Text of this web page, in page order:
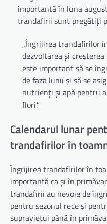
importantă în luna
trandafirii sunt pregătiți
„Îngrijirea trandafirilor
dezvoltarea și
este important să se
de faza lunii și să se
nutrienți și apă pentru
flori.”
Calendarul lunar
trandafirilor în
Îngrijirea trandafirilor în
importantă ca și în
trandafirii au nevoie de
pentru sezonul rece și
supraviețui până în